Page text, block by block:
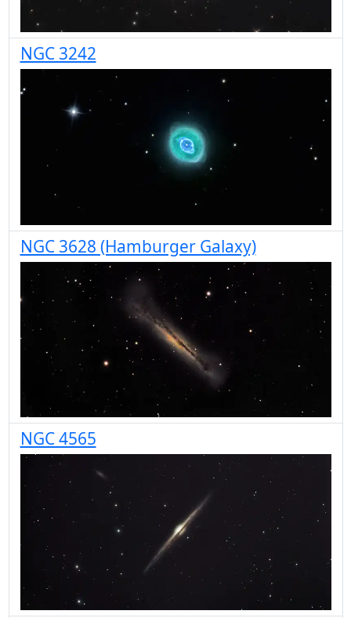
NGC 3242
NGC 3628 (Hamburger Galaxy)
NGC 4565